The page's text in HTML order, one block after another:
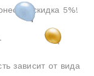
— скидка 5%!
зависит от вида